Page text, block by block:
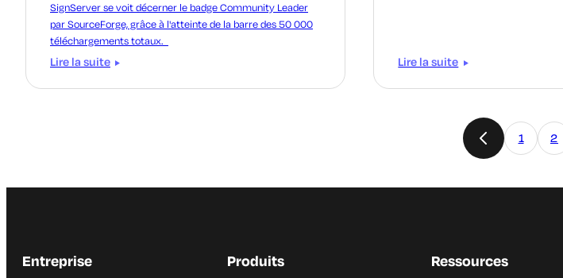
SignServer se voit décerner le badge Community Leader
par SourceForge, grâce à l'atteinte de la barre des 50 000
téléchargements totaux.
Lire la suite Lire la suite
1 2
Entreprise Produits Ressources